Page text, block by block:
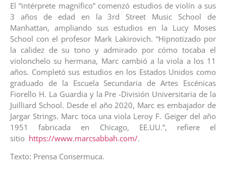
El “intérprete magnífico” comenzó estudios de violín a sus
3 años de edad en la 3rd Street Music School de
Manhattan, ampliando sus estudios en la Lucy Moses
School con el profesor Mark Lakirovich. “Hipnotizado por
la calidez de su tono y admirado por cómo tocaba el
violonchelo su hermana, Marc cambió a la viola a los 11
años. Completó sus estudios en los Estados Unidos como
graduado de la Escuela Secundaria de Artes Escénicas
Fiorello H. La Guardia y la Pre -División Universitaria de la
Juilliard School. Desde el año 2020, Marc es embajador de
Jargar Strings. Marc toca una viola Leroy F. Geiger del año
1951 fabricada en Chicago, EE.UU.”, refiere el
sitio https://www.marcsabbah.com/.
Texto: Prensa Consermuca.